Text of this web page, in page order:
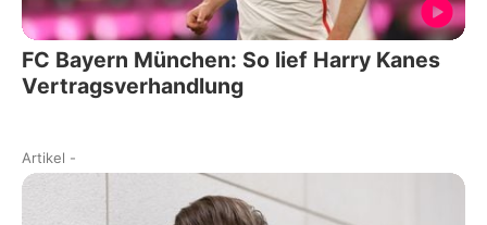
FC Bayern München: So lief Harry Kanes
Vertragsverhandlung
Artikel -